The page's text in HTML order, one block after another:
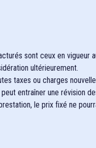
sont ceux en vigueur
ultérieurement.
taxes ou charges
entraîner une révision
le prix fixé ne